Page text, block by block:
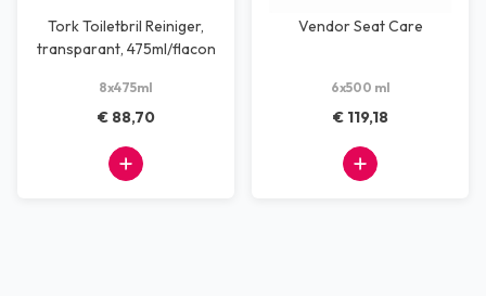
Tork Toiletbril Reiniger,
transparant, 475ml/flacon
8x475ml
€ 88,70
Vendor Seat Care
6x500 ml
€ 119,18